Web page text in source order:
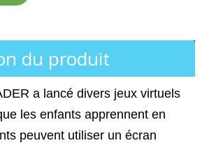
du produit
a lancé divers jeux virtuels
les enfants apprennent en
peuvent utiliser un écran